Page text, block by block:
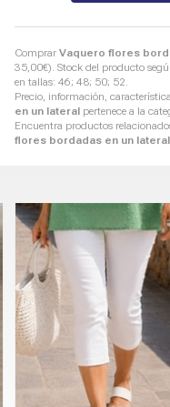
Comprar Vaquero flores
35,00€). Stock del producto
en tallas: 46; 48; 50; 52.
Precio, información,
en un lateral pertenece a la
Encuentra productos
flores bordadas en un lateral